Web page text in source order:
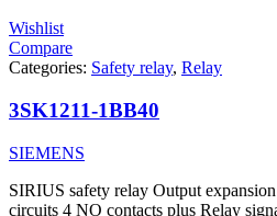
Wishlist
Compare
Categories: Safety relay, Relay
3SK1211-1BB40
SIEMENS
SIRIUS safety relay Output
circuits 4 NO contacts plus Relay